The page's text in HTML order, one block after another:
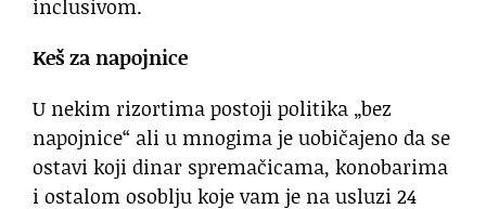
inclusivom.
Keš za napojnice
U nekim rizortima postoji politika „bez
napojnice“ ali u mnogima je uobičajeno da se
ostavi koji dinar spremačicama, konobarima
i ostalom osoblju koje vam je na usluzi 24